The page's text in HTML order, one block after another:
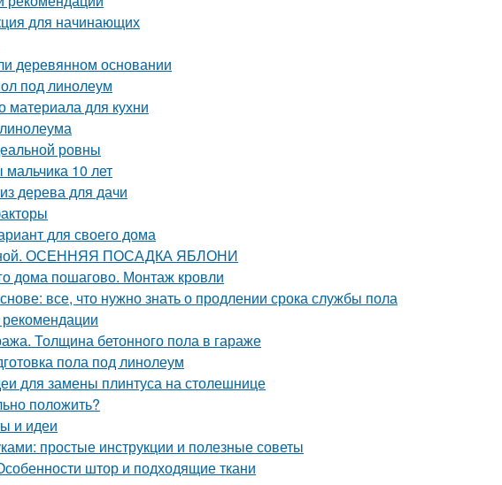
для начинающих
деревянном основании
под линолеум
для кухни
ровны
10 лет
дерева для дачи
для своего дома
ОСЕННЯЯ ПОСАДКА ЯБЛОНИ
дома пошагово. Монтаж кровли
все, что нужно знать о продлении срока службы пола
Толщина бетонного пола в гараже
пола под линолеум
для замены плинтуса на столешнице
положить?
и идеи
простые инструкции и полезные советы
штор и подходящие ткани